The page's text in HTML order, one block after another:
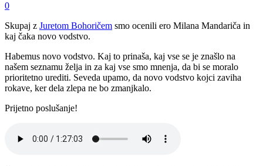
0
Skupaj z Juretom Bohoričem smo ocenili ero Milana Mandariča in
kaj čaka novo vodstvo.
Habemus novo vodstvo. Kaj to prinaša, kaj vse se je znašlo na
našem seznamu želja in za kaj vse smo mnenja, da bi se moralo
prioritetno urediti. Seveda upamo, da novo vodstvo kojci zaviha
rokave, ker dela zlepa ne bo zmanjkalo.
Prijetno poslušanje!